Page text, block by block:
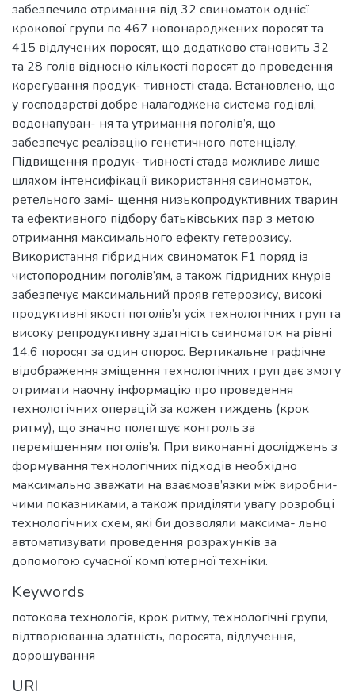
забезпечило отримання від 32 свиноматок однієї
крокової групи по 467 новонароджених поросят та
415 відлучених поросят, що додатково становить 32
та 28 голів відносно кількості поросят до проведення
корегування продук- тивності стада. Встановлено, що
у господарстві добре налагоджена система годівлі,
водонапуван- ня та утримання поголів’я, що
забезпечує реалізацію генетичного потенціалу.
Підвищення продук- тивності стада можливе лише
шляхом інтенсифікації використання свиноматок,
ретельного замі- щення низькопродуктивних тварин
та ефективного підбору батьківських пар з метою
отримання максимального ефекту гетерозису.
Використання гібридних свиноматок F1 поряд із
чистопородним поголів’ям, а також гідридних кнурів
забезпечує максимальний прояв гетерозису, високі
продуктивні якості поголів’я усіх технологічних груп та
високу репродуктивну здатність свиноматок на рівні
14,6 поросят за один опорос. Вертикальне графічне
відображення зміщення технологічних груп дає змогу
отримати наочну інформацію про проведення
технологічних операцій за кожен тиждень (крок
ритму), що значно полегшує контроль за
переміщенням поголів’я. При виконанні досліджень з
формування технологічних підходів необхідно
максимально зважати на взаємозв’язки між виробни-
чими показниками, а також приділяти увагу розробці
технологічних схем, які би дозволяли максима- льно
автоматизувати проведення розрахунків за
допомогою сучасної комп’ютерної техніки.
Keywords
потокова технологія, крок ритму, технологічні групи,
відтворюванна здатність, поросята, відлучення,
дорощування
URI